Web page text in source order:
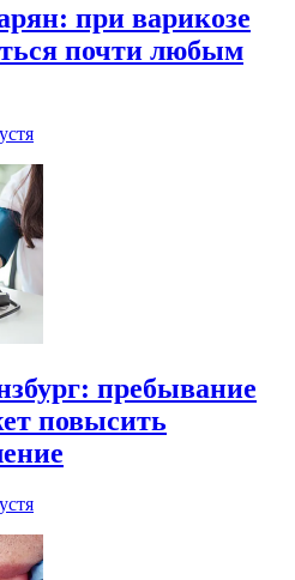
при варикозе
почти любым
пребывание
повысить